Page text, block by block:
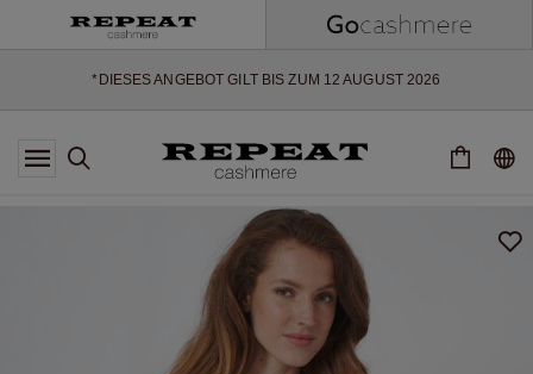
*DIESES ANGEBOT GILT BIS ZUM 12 AUGUST 2026
*GILT NICHT FÜR LIMITED EDITION
*AUSNAHMEN SIND MÖGLICH
WEICHE NEUE STYLES & FRISCHE FARBEN FÜR DIE KOMMENDE
SAISON
EXTRA 10% OFF SALE